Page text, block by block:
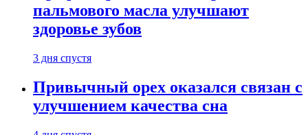
пальмового масла улучшают
здоровье зубов
3 дня спустя
Привычный орех оказался связан с
улучшением качества сна